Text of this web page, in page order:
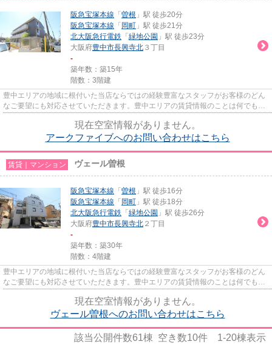
阪急宝塚本線 「 曽根 」駅 徒歩20分
阪急宝塚本線 「 岡町 」駅 徒歩21分
北大阪急行電鉄 「 緑地公園 」駅 徒歩23分
大阪府豊中市長興寺北 ３丁目
-
築年数：築15年
階数：3階建
豊中エリアの地域に根付いた当店ならではの経験豊富なスタッフがお客様のどん
なご要望にも対応させていただきます。豊中エリアの賃貸情報のことは何でもお
現在空室情報がありません。
アークファイブへのお問い合わせはこちら
賃貸｜マンション ヴェール曽根
阪急宝塚本線 「 曽根 」駅 徒歩16分
阪急宝塚本線 「 岡町 」駅 徒歩18分
北大阪急行電鉄 「 緑地公園 」駅 徒歩26分
大阪府豊中市長興寺北 ２丁目
-
築年数：築30年
階数：4階建
豊中エリアの地域に根付いた当店ならではの経験豊富なスタッフがお客様のどん
なご要望にも対応させていただきます。豊中エリアの賃貸情報のことは何でもお
現在空室情報がありません。
ヴェール曽根へのお問い合わせはこちら
該当公開件数61棟 空き数10件 1-20棟表示